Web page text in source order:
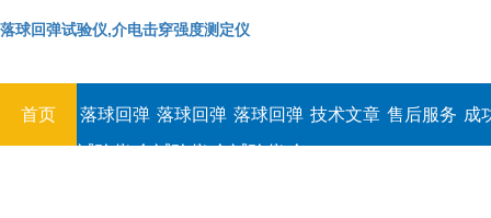
落球回弹试验仪,介电击穿强度测定仪
首页
落球回弹
试验仪,介
落球回弹
试验仪,介
落球回弹
试验仪,介
技术文章 售后服务 成